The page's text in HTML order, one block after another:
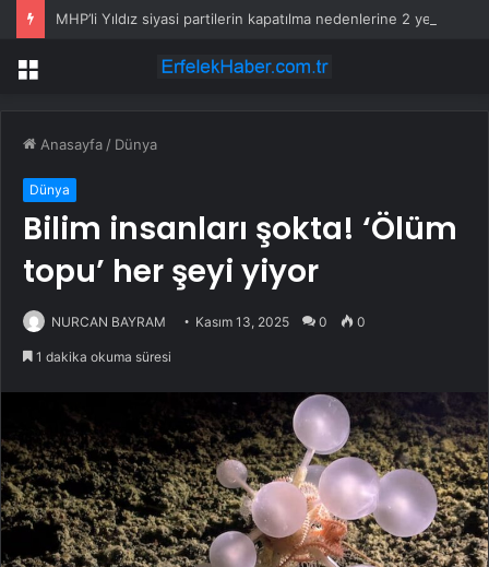
Menü
Anasayfa / Dünya
Dünya
Bilim insanları şokta! ‘Ölüm
topu’ her şeyi yiyor
NURCAN BAYRAM Kasım 13, 2025 0 0
1 dakika okuma süresi